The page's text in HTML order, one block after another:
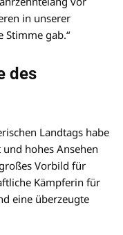
in unserer
Stimme gab.“
des
Landtags habe
hohes Ansehen
Vorbild für
Kämpferin für
eine überzeugte